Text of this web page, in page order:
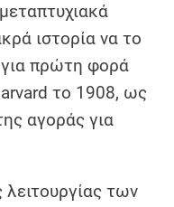
ιστορία να το
για πρώτη φορά
το 1908, ως
αγοράς για
των